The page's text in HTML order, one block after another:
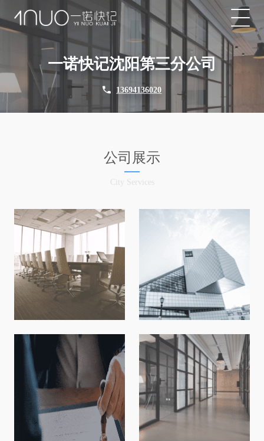
一诺快记沈阳第三分公司
13694136020
公司展示
City Services